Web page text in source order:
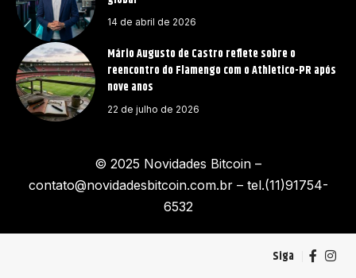
14 de abril de 2026
Mário Augusto de Castro reflete sobre o
reencontro do Flamengo com o Athletico-PR após
nove anos
22 de julho de 2026
© 2025 Novidades Bitcoin –
contato@novidadesbitcoin.com.br– tel.(11)91754-
6532
Siga